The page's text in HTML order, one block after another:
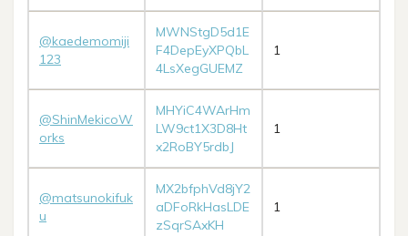
@kaedemomiji
123
MWNStgD5d1E
F4DepEyXPQbL
4LsXegGUEMZ
1
@ShinMekicoW
orks
MHYiC4WArHm
LW9ct1X3D8Ht
x2RoBY5rdbJ
1
@matsunokifuk
u
MX2bfphVd8jY2
aDFoRkHasLDE
zSqrSAxKH
1